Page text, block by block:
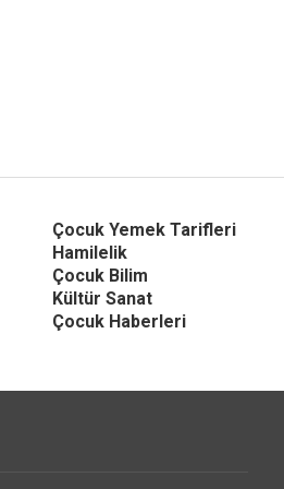
Çocuk Yemek Tarifleri
Hamilelik
Çocuk Bilim
Kültür Sanat
Çocuk Haberleri